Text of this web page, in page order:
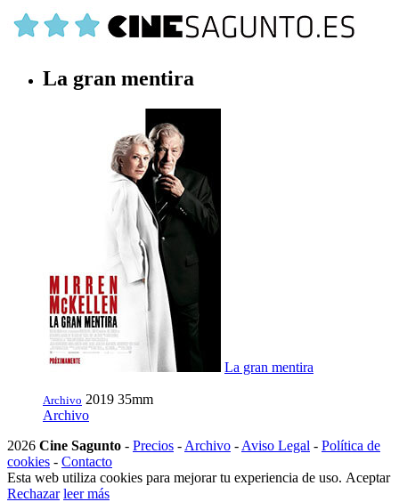
La gran mentira
La gran mentira
Archivo 2019 35mm
Archivo
2026 Cine Sagunto - Precios - Archivo - Aviso Legal - Política de
cookies - Contacto
Esta web utiliza cookies para mejorar tu experiencia de uso. Aceptar
Rechazar leer más